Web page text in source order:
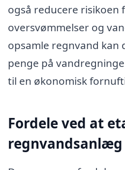
også reducere risikoen
oversvømmelser og
opsamle regnvand kan
penge på
til en økonomisk
Fordele ved at
regnvandsanlæg